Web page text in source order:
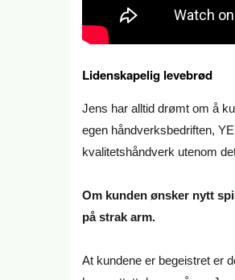
Lidenskapelig levebrød
Jens har alltid drømt om å
egen håndverksbedriften,
kvalitetshåndverk utenom
Om kunden ønsker nytt
på strak arm.
At kundene er begeistret er